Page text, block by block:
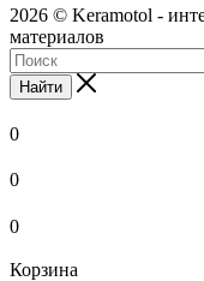
2026 © Keramotol -
материалов
Найти
0
0
0
Корзина